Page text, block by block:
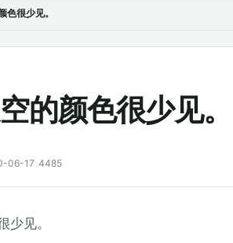
色很少见。
的颜色很少见。
06-17 4485
少见。